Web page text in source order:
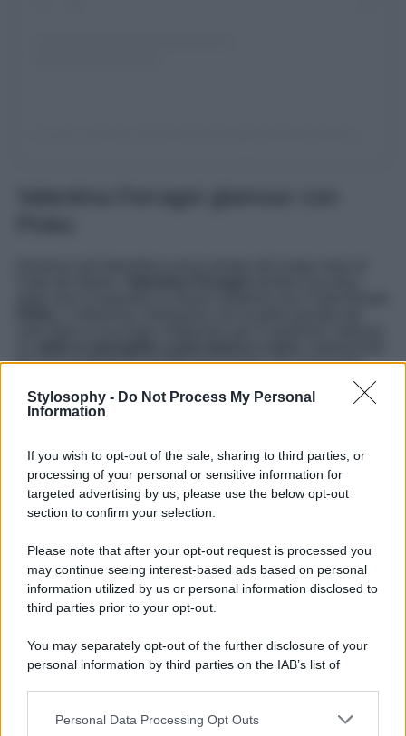
Stylosophy - Do Not Process My Personal
Information
If you wish to opt-out of the sale, sharing to third parties, or
processing of your personal or sensitive information for
targeted advertising by us, please use the below opt-out
section to confirm your selection.
Please note that after your opt-out request is processed you
may continue seeing interest-based ads based on personal
information utilized by us or personal information disclosed to
third parties prior to your opt-out.
You may separately opt-out of the further disclosure of your
personal information by third parties on the IAB’s list of
This information may also be disclosed by us to third parties
Personal Data Processing Opt Outs
da una lunga fila di rouches ton sur ton con uno scollo
LEGGI ANCHE >>
Il look elegante e senza tempo è impreziosito dalla
borsetta Brioche in pelle nera(335 euro) e da un paio di
sandali bianco ottico senza cinturino, con punta. Valentina
non rinuncia agli accessori della sua linea di gioielli
il suo volto, reso prezioso dal fiammante rossetto rosso
fuoco. Unlookche è piaciuto moltissimo al popolo di
Instagram, che ha apprezzato la scelta dell’influencer
dopo tanti outfit decisamente sopra le righe.